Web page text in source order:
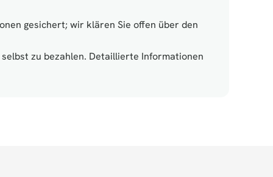
gesichert; wir klären Sie offen über den
zu bezahlen. Detaillierte Informationen